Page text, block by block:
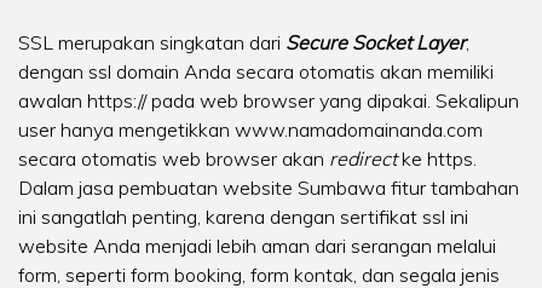
SSL merupakan singkatan dari Secure Socket Layer,
dengan ssl domain Anda secara otomatis akan memiliki
awalan https:// pada web browser yang dipakai. Sekalipun
user hanya mengetikkan www.namadomainanda.com
secara otomatis web browser akan redirectke https.
Dalam jasa pembuatan website Sumbawa fitur tambahan
ini sangatlah penting, karena dengan sertifikat ssl ini
website Anda menjadi lebih aman dari serangan melalui
form, seperti form booking, form kontak, dan segala jenis